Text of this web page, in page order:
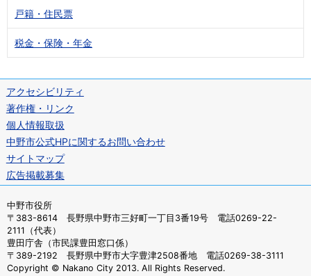
戸籍・住民票
税金・保険・年金
アクセシビリティ
著作権・リンク
個人情報取扱
中野市公式HPに関するお問い合わせ
サイトマップ
広告掲載募集
中野市役所
〒383-8614 長野県中野市三好町一丁目3番19号 電話0269-22-
2111（代表）
豊田庁舎（市民課豊田窓口係）
〒389-2192 長野県中野市大字豊津2508番地 電話0269-38-3111
Copyright © Nakano City 2013. All Rights Reserved.